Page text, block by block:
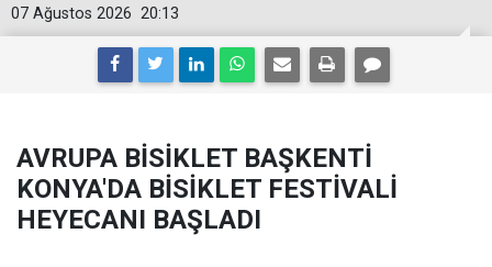
20:13
07 Ağustos 2026
AVRUPA BİSİKLET BAŞKENTİ
KONYA'DA BİSİKLET FESTİVALİ
HEYECANI BAŞLADI